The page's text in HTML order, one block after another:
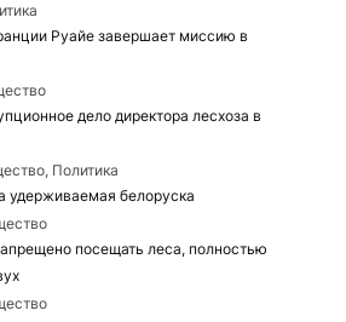
Руайе завершает миссию в
дело директора лесхоза в
Политика
белоруска
посещать леса, полностью